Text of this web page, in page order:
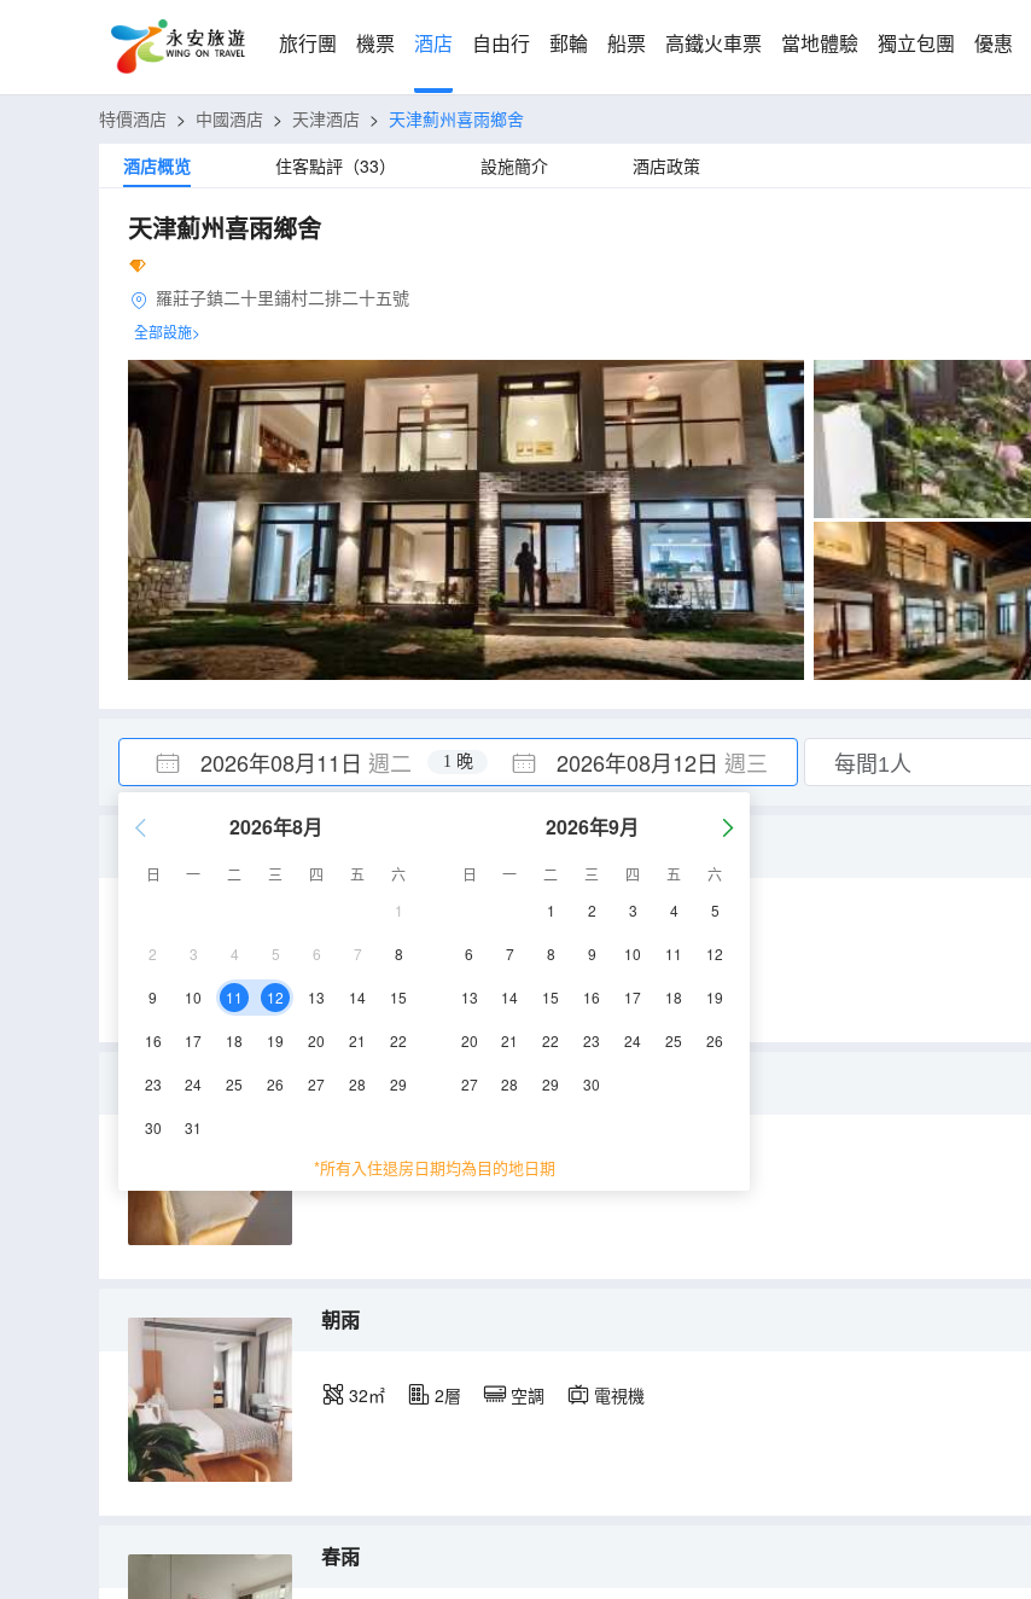
旅行團 機票 酒店 自由行 郵輪 船票 高鐵火車票 當地體驗 獨立包團 優惠
特價酒店 > 中國酒店 > 天津酒店 > 天津薊州喜雨鄉舍
酒店概览
住客點評（33） 設施簡介 酒店政策
天津薊州喜雨鄉舍
羅莊子鎮二十里鋪村二排二十五號
全部設施>
2026年08月11日 週二 2026年08月12日 週三
1 晚
2026年8月
日 一 二 三 四 五
六
1
2 3 4 5 6 7 8
9 10 11 12 13 14 15
16 17 18 19 20 21 22
23 24 25 26 27 28 29
30 31
2026年9月
日 一 二 三 四 五
六
1
2 3 4 5
6 7 8 9 10 11 12
13 14 15 16 17 18 19
20 21 22 23 24 25 26
27 28 29 30
*所有入住退房日期均為目的地日期
電視機
聽雨
32㎡ 1層 空調
朝雨
32㎡ 2層 空調 電視機
春雨